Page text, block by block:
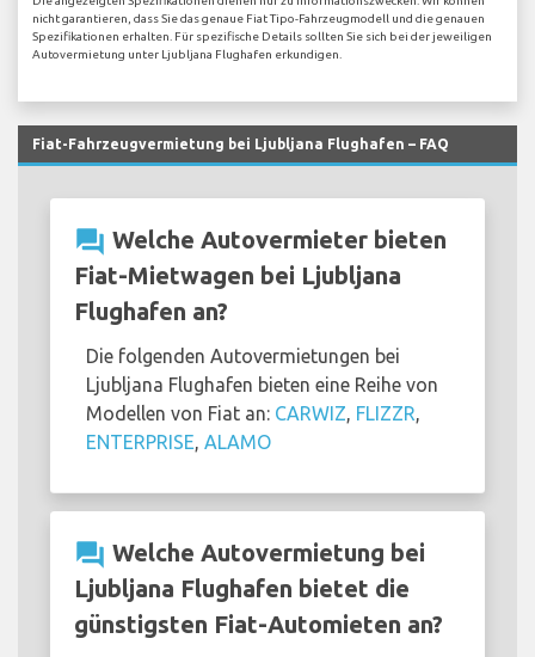
nicht garantieren, dass Sie das genaue Fiat Tipo-Fahrzeugmodell und die genauen
Spezifikationen erhalten. Für spezifische Details sollten Sie sich bei der jeweiligen
Autovermietung unter Ljubljana Flughafen erkundigen.
Fiat-Fahrzeugvermietung bei Ljubljana Flughafen – FAQ
question_answer Welche Autovermieter bieten
Fiat-Mietwagen bei Ljubljana
Flughafen an?
Die folgenden Autovermietungen bei
Ljubljana Flughafen bieten eine Reihe von
Modellen von Fiat an: CARWIZ, FLIZZR,
ENTERPRISE, ALAMO
question_answer Welche Autovermietung bei
Ljubljana Flughafen bietet die
günstigsten Fiat-Automieten an?